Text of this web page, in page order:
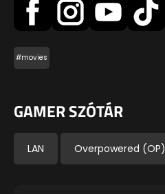
#movies
GAMER SZÓTÁR
LAN Overpowered (OP)